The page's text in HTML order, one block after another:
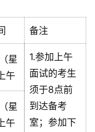
备注
星
午
1.参加上午
面试的考生
须于8点前
到达备考
室；参加下
星
午